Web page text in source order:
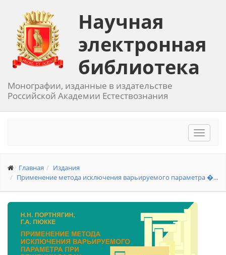
Научная
электронная
библиотека
Монографии, изданные в издательстве
Российской Академии Естествознания
Toggle
Главная
Издания
Применение метода исключения варьируемого параметра �...